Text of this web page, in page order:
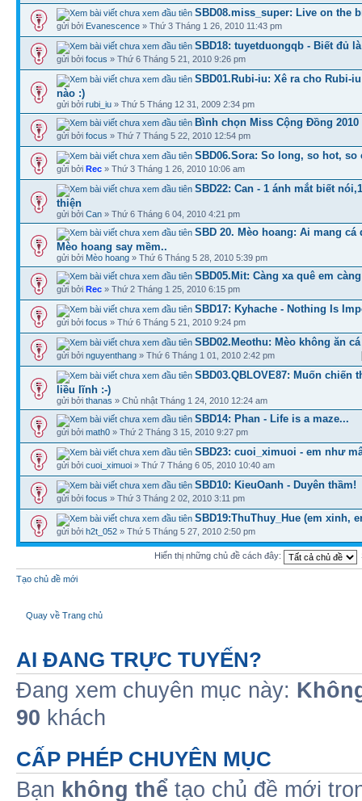
SBD08.miss_super: Live on the
gửi bởi Evanescence » Thứ 3 Tháng 1 26, 2010 11:43 pm
SBD18: tuyetduongqb - Biết đủ
gửi bởi focus » Thứ 6 Tháng 5 21, 2010 9:26 pm
SBD01.Rubi-iu: Xê ra cho Rubi-
nào :)
gửi bởi rubi_iu » Thứ 5 Tháng 12 31, 2009 2:34 pm
Bình chọn Miss Cộng Đồng 2010
gửi bởi focus » Thứ 7 Tháng 5 22, 2010 12:54 pm
SBD06.Sora: So long, so hot, so
gửi bởi Rec » Thứ 3 Tháng 1 26, 2010 10:06 am
SBD22: Can - 1 ánh mắt biết
thiện
gửi bởi Can » Thứ 6 Tháng 6 04, 2010 4:21 pm
SBD 20. Mèo hoang: Ai mang cá
Mèo hoang say mềm..
gửi bởi Mèo hoang » Thứ 6 Tháng 5 28, 2010 5:39 pm
SBD05.Mit: Càng xa quê em
gửi bởi Rec » Thứ 2 Tháng 1 25, 2010 6:15 pm
SBD17: Kyhache - Nothing Is
gửi bởi focus » Thứ 6 Tháng 5 21, 2010 9:24 pm
SBD02.Meothu: Mèo không ăn
gửi bởi nguyenthang » Thứ 6 Tháng 1 01, 2010 2:42 pm
SBD03.QBLOVE87: Muốn chiến
liều lĩnh :-)
gửi bởi thanas » Chủ nhật Tháng 1 24, 2010 12:24 am
SBD14: Phan - Life is a maze...
gửi bởi math0 » Thứ 2 Tháng 3 15, 2010 9:27 pm
SBD23: cuoi_ximuoi - em như
gửi bởi cuoi_ximuoi » Thứ 7 Tháng 6 05, 2010 10:40 am
SBD10: KieuOanh - Duyên thầm!
gửi bởi focus » Thứ 3 Tháng 2 02, 2010 3:11 pm
SBD19:ThuThuy_Hue (em xinh,
gửi bởi h2t_052 » Thứ 5 Tháng 5 27, 2010 2:50 pm
Hiển thị những chủ đề cách đây:
Tạo chủ đề mới
Quay về Trang chủ
AI ĐANG TRỰC TUYẾN?
Đang xem chuyên mục này:
90 khách
CẤP PHÉP CHUYÊN MỤC
Bạn không thể tạo chủ đề mới